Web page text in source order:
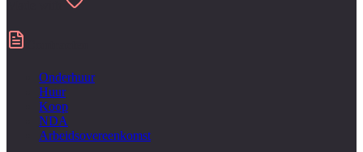
Onderhuur
Huur
Koop
NDA
Arbeidsovereenkomst